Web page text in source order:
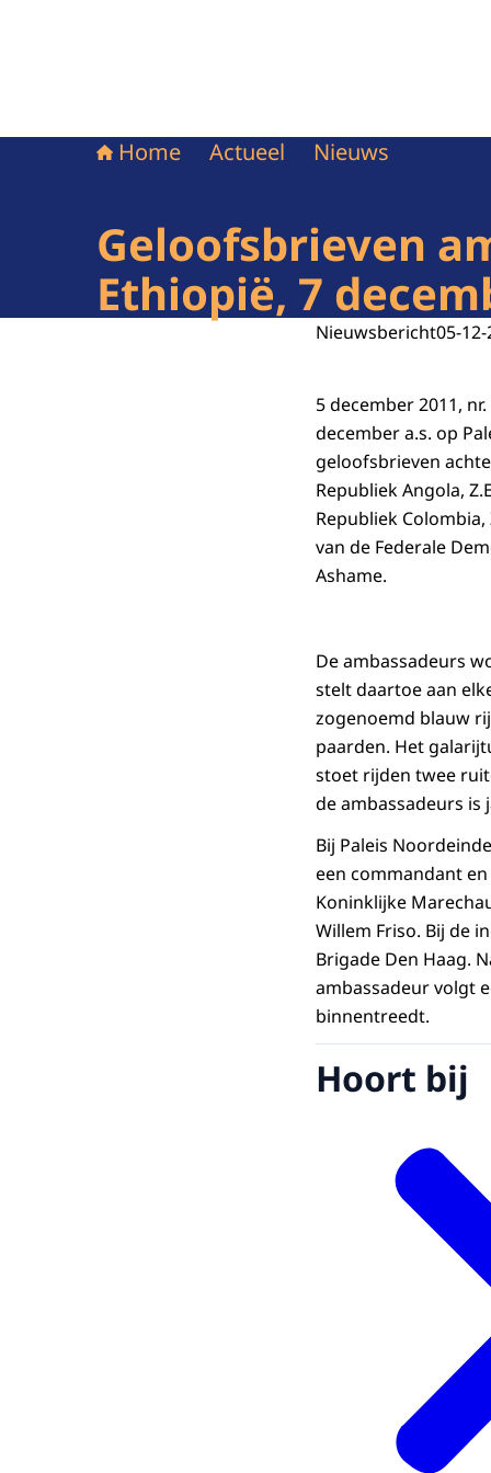
Home Actueel Nieuws
Geloofsbrieven
Ethiopië, 7
Nieuwsbericht05-
5 december 2011,
december a.s. op
geloofsbrieven
Republiek Angola,
Republiek
van de Federale
Ashame.
De ambassadeurs
stelt daartoe aan
zogenoemd blauw
paarden. Het
stoet rijden twee
de ambassadeurs
Bij Paleis
een commandant
Koninklijke
Willem Friso. Bij de
Brigade Den Haag.
ambassadeur volgt
binnentreedt.
Hoort bij